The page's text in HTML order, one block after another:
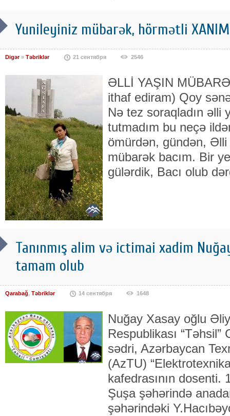
Yunileyiniz mübarək, hörmətli XANIM
Digər» Təbriklər 21 сентября 2546
ƏLLİ YAŞIN
ithaf ediram) Qoy
Nə tez soraqladın əlli
tutmadım bu neçə
ömürdən, gündən, Əlli
mübarək bacım. Bir
gülərdik, Bacı olub
Tanınmış alim və ictimai xadim
tamam olub
Qarabağ, Təbriklər 14 сентября 1648
Nuğay Xasay oğlu
Respublikası
sədri, Azərbaycan
(AzTU)
kafedrasının dosenti.
Şuşa şəhərində
şəhərindəki